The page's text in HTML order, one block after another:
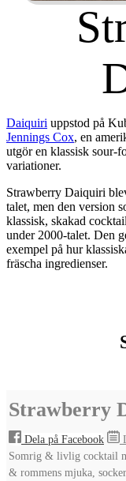
Daiquiri uppstod på
Jennings Cox, en
utgör en klassisk sour-
variationer.
Strawberry Daiquiri
talet, men den version
klassisk, skakad
under 2000-talet. Den
exempel på hur
fräscha ingredienser.
Strawberry
Dela på Facebook
Somrig & livlig cocktail
& rommens mjuka,